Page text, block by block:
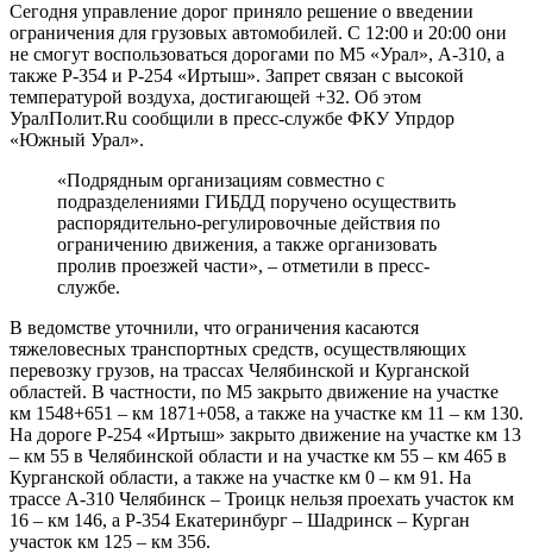
Сегодня управление дорог приняло решение о введении
ограничения для грузовых автомобилей. С 12:00 и 20:00 они
не смогут воспользоваться дорогами по М5 «Урал», А-310, а
также Р-354 и Р-254 «Иртыш». Запрет связан с высокой
температурой воздуха, достигающей +32. Об этом
УралПолит.Ru сообщили в пресс-службе ФКУ Упрдор
«Южный Урал».
«Подрядным организациям совместно с
подразделениями ГИБДД поручено осуществить
распорядительно-регулировочные действия по
ограничению движения, а также организовать
пролив проезжей части», – отметили в пресс-
службе.
В ведомстве уточнили, что ограничения касаются
тяжеловесных транспортных средств, осуществляющих
перевозку грузов, на трассах Челябинской и Курганской
областей. В частности, по М5 закрыто движение на участке
км 1548+651 – км 1871+058, а также на участке км 11 – км 130.
На дороге Р-254 «Иртыш» закрыто движение на участке км 13
– км 55 в Челябинской области и на участке км 55 – км 465 в
Курганской области, а также на участке км 0 – км 91. На
трассе А-310 Челябинск – Троицк нельзя проехать участок км
16 – км 146, а Р-354 Екатеринбург – Шадринск – Курган
участок км 125 – км 356.